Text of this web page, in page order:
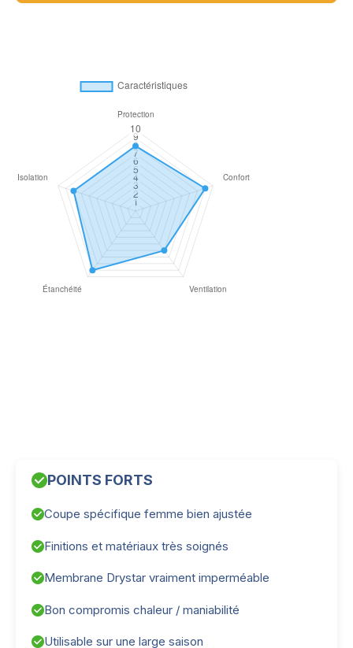
POINTS FORTS
Coupe spécifique femme bien ajustée
Finitions et matériaux très soignés
Membrane Drystar vraiment imperméable
Bon compromis chaleur / maniabilité
Utilisable sur une large saison